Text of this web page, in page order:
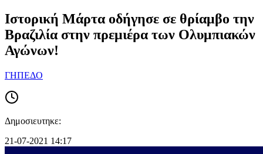
Ιστορική Μάρτα οδήγησε σε θρίαμβο την
Βραζιλία στην πρεμιέρα των Ολυμπιακών
Αγώνων!
ΓΗΠΕΔΟ
Δημοσιευτηκε:
21-07-2021 14:17